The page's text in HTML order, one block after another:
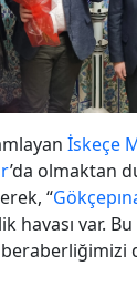
İskeçe
’da olmaktan
“
havası var.